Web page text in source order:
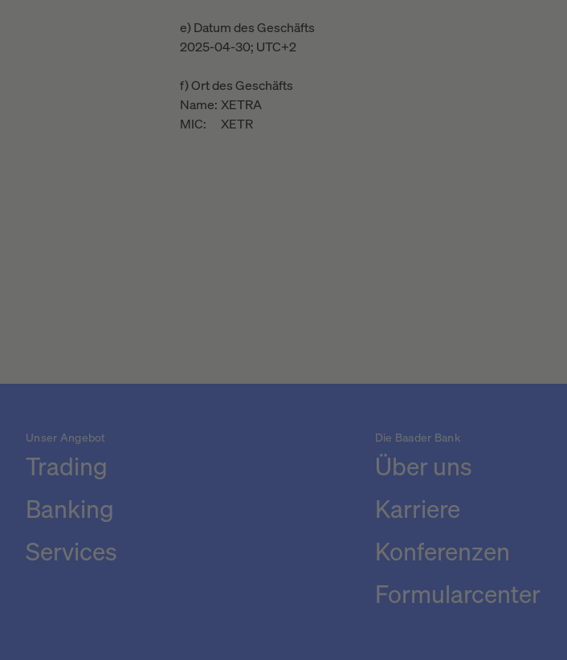
e) Datum des Geschäfts
2025-04-30; UTC+2
f) Ort des Geschäfts
Name: XETRA
MIC:
XETR
Unser Angebot
Trading
Banking
Services
Die Baader Bank
Über uns
Karriere
Konferenzen
Formularcenter